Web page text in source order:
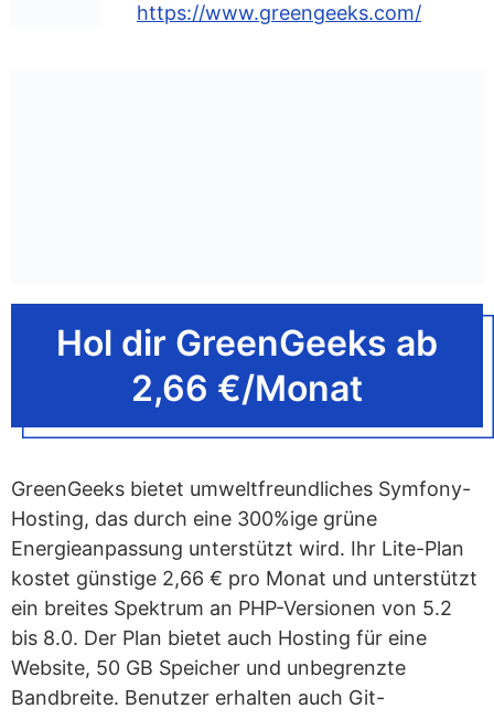
https://www.greengeeks.com/
Hol dir GreenGeeks ab
2,66 €/Monat
GreenGeeks bietet umweltfreundliches Symfony-
Hosting, das durch eine 300%ige grüne
Energieanpassung unterstützt wird. Ihr Lite-Plan
kostet günstige 2,66 € pro Monat und unterstützt
ein breites Spektrum an PHP-Versionen von 5.2
bis 8.0. Der Plan bietet auch Hosting für eine
Website, 50 GB Speicher und unbegrenzte
Bandbreite. Benutzer erhalten auch Git-